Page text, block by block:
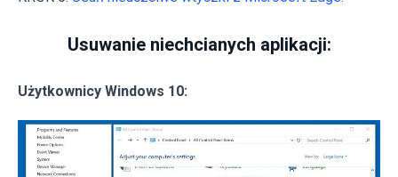
Usuwanie niechcianych aplikacji:
Użytkownicy Windows 10: